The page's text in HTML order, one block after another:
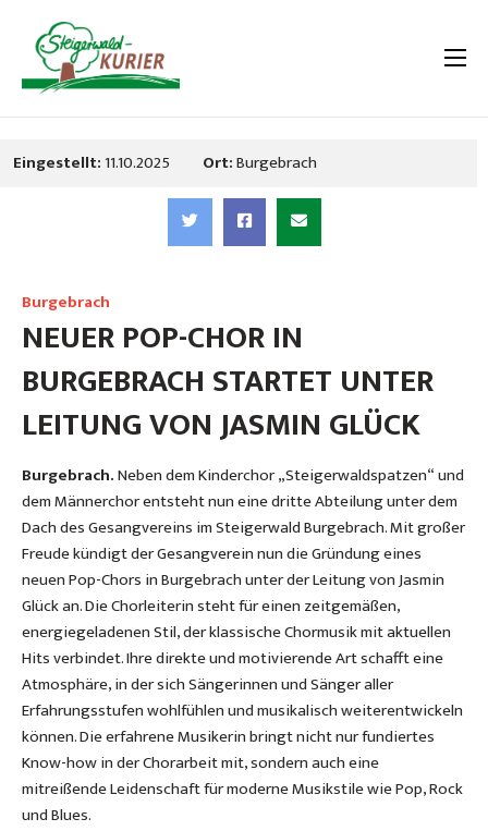
Eingestellt:11.10.2025 Ort:Burgebrach
Burgebrach
NEUER POP-CHOR IN
BURGEBRACH STARTET UNTER
LEITUNG VON JASMIN GLÜCK
Burgebrach.Neben dem Kinderchor „Steigerwaldspatzen“ und
dem Männerchor entsteht nun eine dritte Abteilung unter dem
Dach des Gesangvereins im Steigerwald Burgebrach. Mit großer
Freude kündigt der Gesangverein nun die Gründung eines
neuen Pop-Chors in Burgebrach unter der Leitung von Jasmin
Glück an. Die Chorleiterin steht für einen zeitgemäßen,
energiegeladenen Stil, der klassische Chormusik mit aktuellen
Hits verbindet. Ihre direkte und motivierende Art schafft eine
Atmosphäre, in der sich Sängerinnen und Sänger aller
Erfahrungsstufen wohlfühlen und musikalisch weiterentwickeln
können. Die erfahrene Musikerin bringt nicht nur fundiertes
Know-how in der Chorarbeit mit, sondern auch eine
mitreißende Leidenschaft für moderne Musikstile wie Pop, Rock
und Blues.